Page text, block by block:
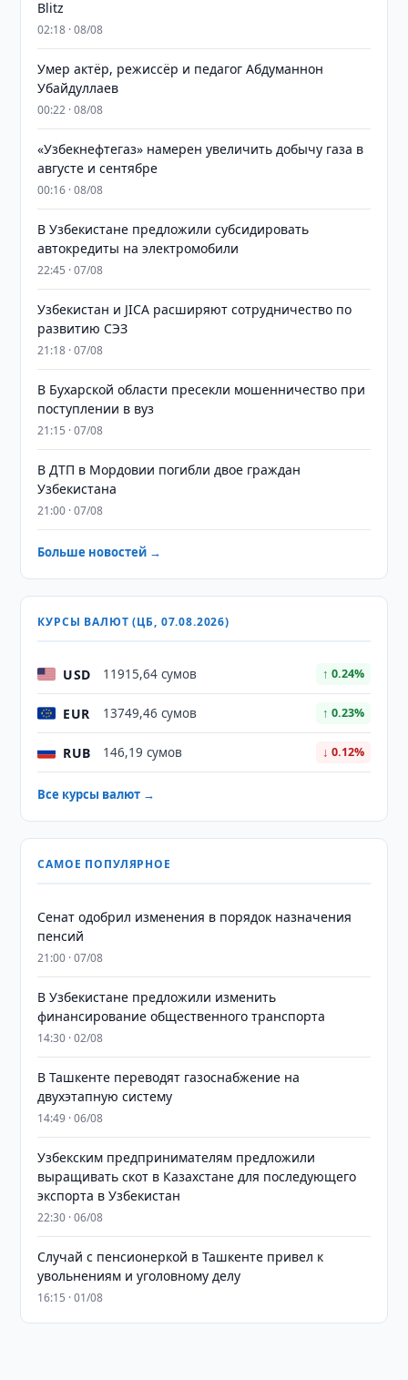
Blitz
02:18 · 08/08
Умер актёр, режиссёр и педагог Абдуманнон
Убайдуллаев
00:22 · 08/08
«Узбекнефтегаз» намерен увеличить добычу газа в
августе и сентябре
00:16 · 08/08
В Узбекистане предложили субсидировать
автокредиты на электромобили
22:45 · 07/08
Узбекистан и JICA расширяют сотрудничество по
развитию СЭЗ
21:18 · 07/08
В Бухарской области пресекли мошенничество при
поступлении в вуз
21:15 · 07/08
В ДТП в Мордовии погибли двое граждан
Узбекистана
21:00 · 07/08
Больше новостей →
КУРСЫ ВАЛЮТ (ЦБ, 07.08.2026)
USD 11915,64 сумов ↑ 0.24%
EUR 13749,46 сумов ↑ 0.23%
RUB 146,19 сумов ↓ 0.12%
Все курсы валют →
САМОЕ ПОПУЛЯРНОЕ
Сенат одобрил изменения в порядок назначения
пенсий
21:00 · 07/08
В Узбекистане предложили изменить
финансирование общественного транспорта
14:30 · 02/08
В Ташкенте переводят газоснабжение на
двухэтапную систему
14:49 · 06/08
Узбекским предпринимателям предложили
выращивать скот в Казахстане для последующего
экспорта в Узбекистан
22:30 · 06/08
Случай с пенсионеркой в Ташкенте привел к
увольнениям и уголовному делу
16:15 · 01/08